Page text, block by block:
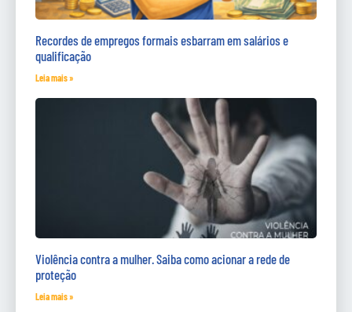
Recordes de empregos formais esbarram em salários e
qualificação
Leia mais »
Violência contra a mulher. Saiba como acionar a rede de
proteção
Leia mais »